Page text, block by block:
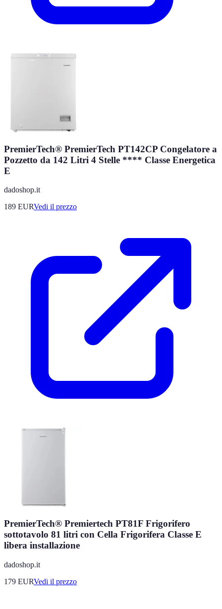
PremierTech® PremierTech PT142CP Congelatore a
Pozzetto da 142 Litri 4 Stelle **** Classe Energetica
E
dadoshop.it
189 EURVedi il prezzo
PremierTech® Premiertech PT81F Frigorifero
sottotavolo 81 litri con Cella Frigorifera Classe E
libera installazione
dadoshop.it
179 EURVedi il prezzo